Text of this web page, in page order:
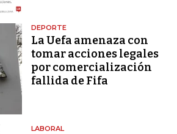
DEPORTE
La Uefa amenaza con
tomar acciones legales
por comercialización
fallida de Fifa
LABORAL